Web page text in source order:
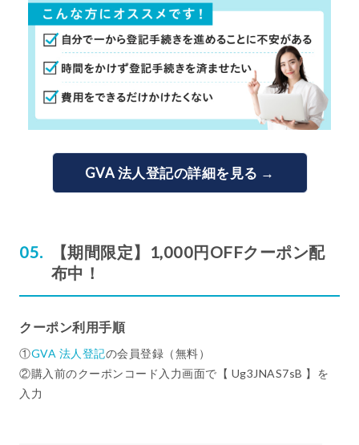
GVA 法人登記の詳細を見る →
【期間限定】1,000円OFFクーポン配
布中！
クーポン利用手順
①GVA 法人登記の会員登録（無料）
②購入前のクーポンコード入力画面で【 Ug3JNAS7sB 】を
入力